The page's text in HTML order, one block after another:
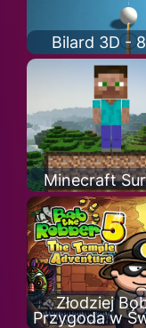
Bilard 3D -
Minecraft
Złodziej
Przygoda w